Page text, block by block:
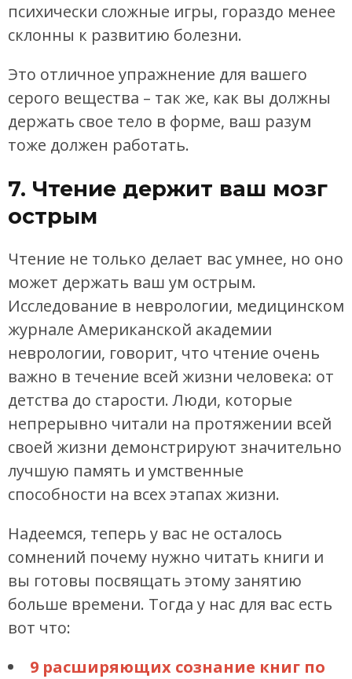
психически сложные игры, гораздо менее
склонны к развитию болезни.
Это отличное упражнение для вашего
серого вещества – так же, как вы должны
держать свое тело в форме, ваш разум
тоже должен работать.
7. Чтение держит ваш мозг
острым
Чтение не только делает вас умнее, но оно
может держать ваш ум острым.
Исследование в неврологии, медицинском
журнале Американской академии
неврологии, говорит, что чтение очень
важно в течение всей жизни человека: от
детства до старости. Люди, которые
непрерывно читали на протяжении всей
своей жизни демонстрируют значительно
лучшую память и умственные
способности на всех этапах жизни.
Надеемся, теперь у вас не осталось
сомнений почему нужно читать книги и
вы готовы посвящать этому занятию
больше времени. Тогда у нас для вас есть
вот что:
9 расширяющих сознание книг по